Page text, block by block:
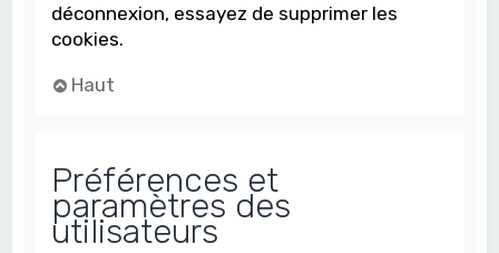
déconnexion, essayez de supprimer les
cookies.
Haut
Préférences et
paramètres des
utilisateurs